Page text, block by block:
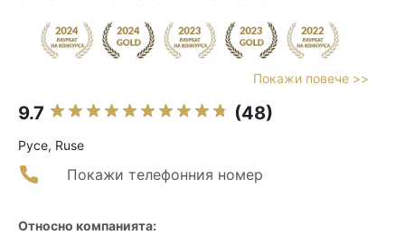
Покажи повече >>
9.7 (48)
Русе, Ruse
Покажи телефонния номер
Относно компанията: